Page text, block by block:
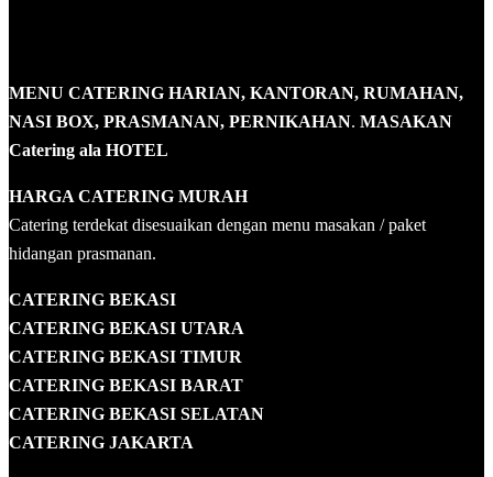
MENU CATERING HARIAN, KANTORAN, RUMAHAN,
NASI BOX, PRASMANAN, PERNIKAHAN. MASAKAN
Catering ala HOTEL
HARGA CATERING MURAH
Catering terdekat disesuaikan dengan menu masakan / paket
hidangan prasmanan.
CATERING BEKASI
CATERING BEKASI UTARA
CATERING BEKASI TIMUR
CATERING BEKASI BARAT
CATERING BEKASI SELATAN
CATERING JAKARTA